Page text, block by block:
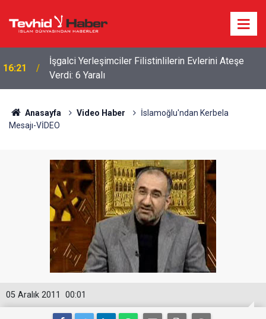
16:21
İşgalci Yerleşimciler Filistinlilerin Evlerini Ateşe
Verdi: 6 Yaralı
Anasayfa Video Haber
İslamoğlu'ndan Kerbela
Mesajı-VİDEO
00:01
05 Aralık 2011